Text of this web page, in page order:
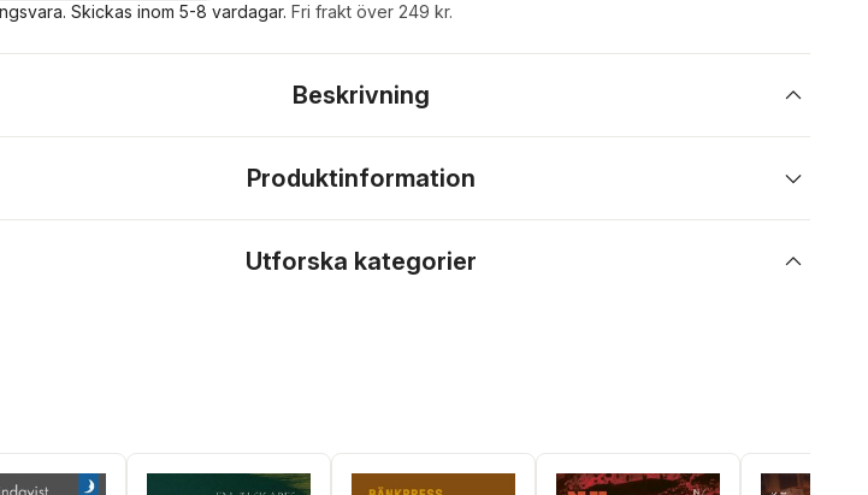
Skickas inom 5-8 vardagar. Fri frakt över 249 kr.
Beskrivning
Produktinformation
Utforska kategorier